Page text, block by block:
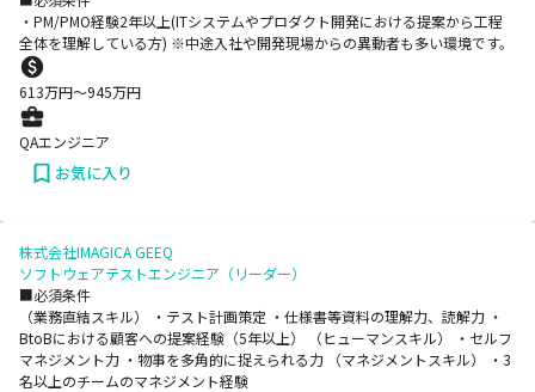
・PM/PMO経験2年以上(ITシステムやプロダクト開発における提案から工程
全体を理解している方) ※中途入社や開発現場からの異動者も多い環境です。
613万円〜945万円
QAエンジニア
お気に入り
株式会社IMAGICA GEEQ
ソフトウェアテストエンジニア（リーダー）
■必須条件
（業務直結スキル） ・テスト計画策定 ・仕様書等資料の理解力、読解力 ・
BtoBにおける顧客への提案経験（5年以上） （ヒューマンスキル） ・セルフ
マネジメント力 ・物事を多角的に捉えられる力 （マネジメントスキル） ・3
名以上のチームのマネジメント経験